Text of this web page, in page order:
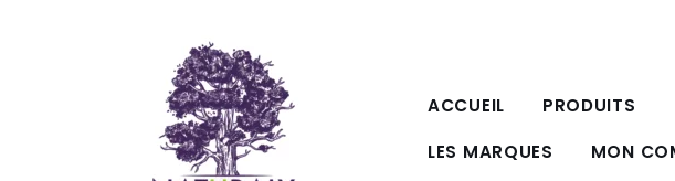
ACCUEIL PRODUITS
LES MARQUES
MON